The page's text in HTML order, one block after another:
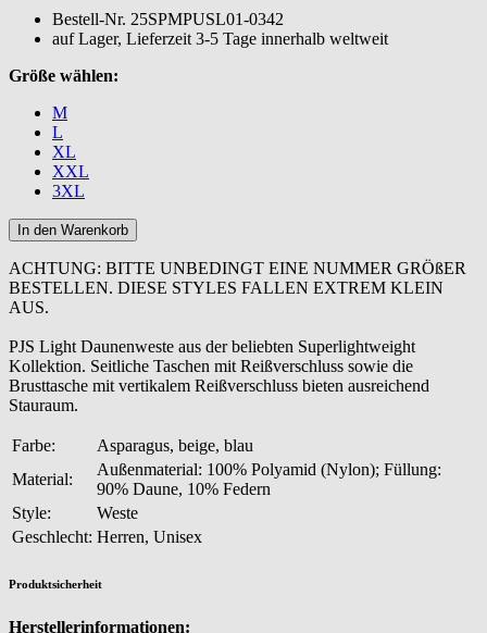
Bestell-Nr. 25SPMPUSL01-0342
auf Lager, Lieferzeit 3-5 Tage innerhalb weltweit
Größe wählen:
M
L
XL
XXL
3XL
ACHTUNG: BITTE UNBEDINGT EINE NUMMER GRÖßER
BESTELLEN. DIESE STYLES FALLEN EXTREM KLEIN
AUS.
PJS Light Daunenweste aus der beliebten Superlightweight
Kollektion. Seitliche Taschen mit Reißverschluss sowie die
Brusttasche mit vertikalem Reißverschluss bieten ausreichend
Stauraum.
Farbe:
Asparagus, beige, blau
Material:
Außenmaterial: 100% Polyamid (Nylon); Füllung:
90% Daune, 10% Federn
Style:
Weste
Geschlecht: Herren, Unisex
Produktsicherheit
Herstellerinformationen: